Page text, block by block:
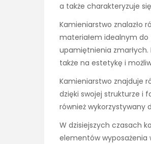
a także charakteryzuje
Kamieniarstwo znalazło
materiałem idealnym do
upamiętnienia zmarłych.
także na estetykę i
Kamieniarstwo znajduje
dzięki swojej strukturze i
również wykorzystywany
W dzisiejszych czasach
elementów wyposażenia